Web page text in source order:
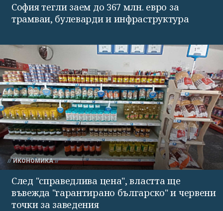
София тегли заем до 367 млн. евро за
трамваи, булеварди и инфраструктура
ИКОНОМИКА
След "справедлива цена", властта ще
въвежда "гарантирано българско" и червени
точки за заведения